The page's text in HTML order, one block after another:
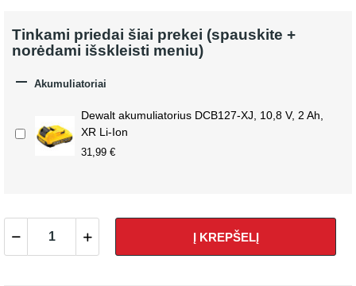
Tinkami priedai šiai prekei (spauskite +
norėdami išskleisti meniu)
 Akumuliatoriai
Dewalt akumuliatorius DCB127-XJ, 10,8 V, 2 Ah,
XR Li-Ion
31,99 €
Į KREPŠELĮ